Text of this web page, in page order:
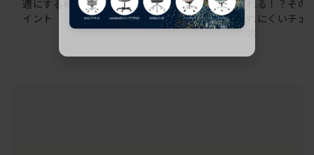
適にする椅子選びのポ
イント
のオフィスチェア5選
れる！？その
れにくいチェ
方